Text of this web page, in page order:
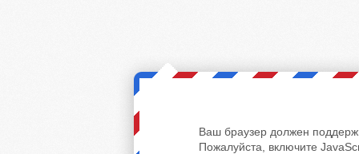
Ваш браузер должен
Пожалуйста, включите